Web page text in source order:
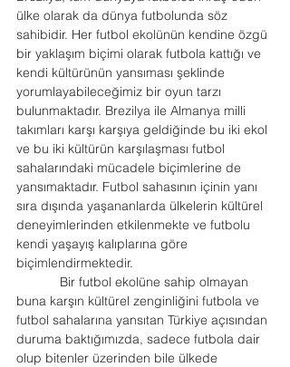
ülke olarak da dünya futbolunda söz
sahibidir. Her futbol ekolünün kendine özgü
bir yaklaşım biçimi olarak futbola kattığı ve
kendi kültürünün yansıması şeklinde
yorumlayabileceğimiz bir oyun tarzı
bulunmaktadır. Brezilya ile Almanya milli
takımları karşı karşıya geldiğinde bu iki ekol
ve bu iki kültürün karşılaşması futbol
sahalarındaki mücadele biçimlerine de
yansımaktadır. Futbol sahasının içinin yanı
sıra dışında yaşananlarda ülkelerin kültürel
deneyimlerinden etkilenmekte ve futbolu
kendi yaşayış kalıplarına göre
biçimlendirmektedir.
Bir futbol ekolüne sahip olmayan
buna karşın kültürel zenginliğini futbola ve
futbol sahalarına yansıtan Türkiye açısından
duruma baktığımızda, sadece futbola dair
olup bitenler üzerinden bile ülkede